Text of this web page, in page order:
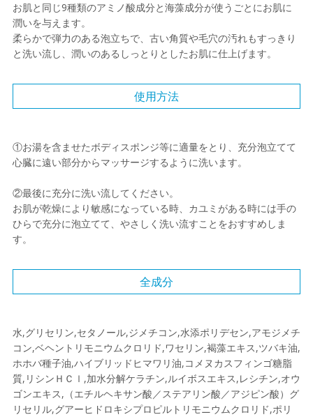
お肌と同じ9種類のアミノ酸成分と海藻成分が使うごとにお肌に
潤いを与えます。
柔らかで弾力のある泡立ちで、古い角質や毛穴の汚れもすっきり
と洗い流し、潤いのあるしっとりとしたお肌に仕上げます。
使用方法
①お湯を含ませたボディスポンジ等に適量をとり、充分泡立てて
心臓に遠い部分からマッサージするように洗います。
②最後に充分に洗い流してください。
お肌が乾燥により敏感になっている時、カユミがある時には手の
ひらで充分に泡立てて、やさしく洗い流すことをおすすめしま
す。
全成分
水,グリセリン,セタノール,ジメチコン,水添ポリデセン,アモジメチ
コン,ベヘントリモニウムクロリド,ワセリン,褐藻エキス,ツバキ油,
ホホバ種子油,ハイブリッドヒマワリ油,コメヌカスフィンゴ糖脂
質,リシンＨＣｌ,加水分解ケラチン,ルイボスエキス,レシチン,オウ
ゴンエキス,（エチルヘキサン酸／ステアリン酸／アジピン酸）グ
リセリル,グアーヒドロキシプロピルトリモニウムクロリド,ポリ